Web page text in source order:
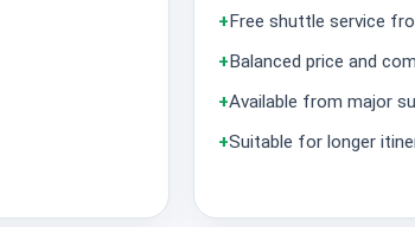
+Free shuttle service
+Balanced price and
+Available from major
+Suitable for longer